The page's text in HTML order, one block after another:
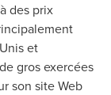
des prix
et
gros exercées
son site Web